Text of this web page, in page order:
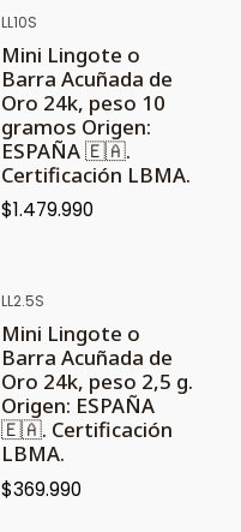
LL10S
Mini Lingote o
Barra Acuñada de
Oro 24k, peso 10
gramos Origen:
ESPAÑA 🇪🇦.
Certificación LBMA.
$1.479.990
LL2.5S
Mini Lingote o
Barra Acuñada de
Oro 24k, peso 2,5 g.
Origen: ESPAÑA
🇪🇦. Certificación
LBMA.
$369.990